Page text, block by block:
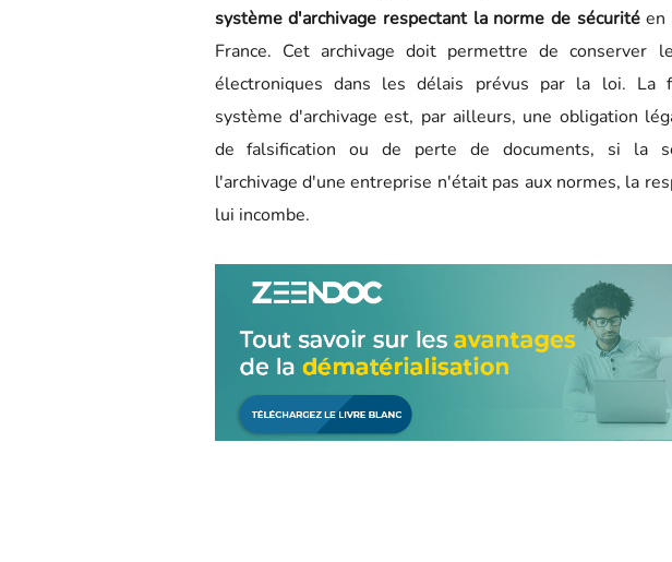
système d'archivage respectant la norme de sécuritéen
France. Cet archivage doit permettre de conserver
électroniques dans les délais prévus par la loi. La
système d'archivage est, par ailleurs, une obligation
de falsification ou de perte de documents, si la
l'archivage d'une entreprise n'était pas aux normes, la
lui incombe.